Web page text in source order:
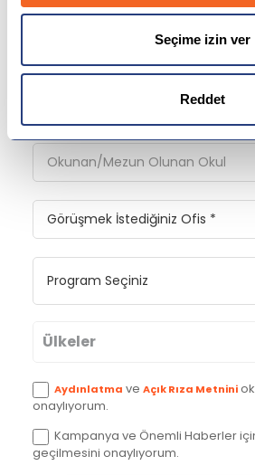
Seçime izin ver
Reddet
Ülkeler
Avustralya
Kanada
Aydınlatma ve Açık Rıza Metnini
onaylıyorum.
Kampanya ve Önemli Haberler
geçilmesini onaylıyorum.